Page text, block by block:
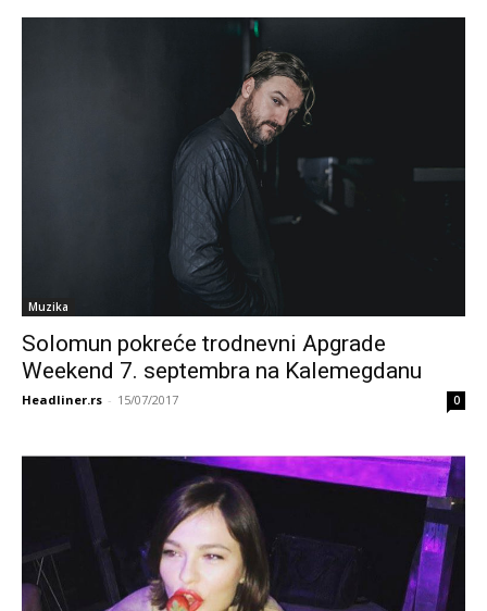
Muzika
Solomun pokreće trodnevni Apgrade
Weekend 7. septembra na Kalemegdanu
Headliner.rs - 15/07/2017 0